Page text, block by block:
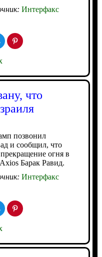
Интерфакс
что
позвонил
и сообщил, что
огня в
Барак Равид.
Интерфакс